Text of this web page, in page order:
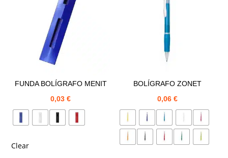
FUNDA BOLÍGRAFO MENIT
0,03€
Clear
BOLÍGRAFO ZONET
0,06 €